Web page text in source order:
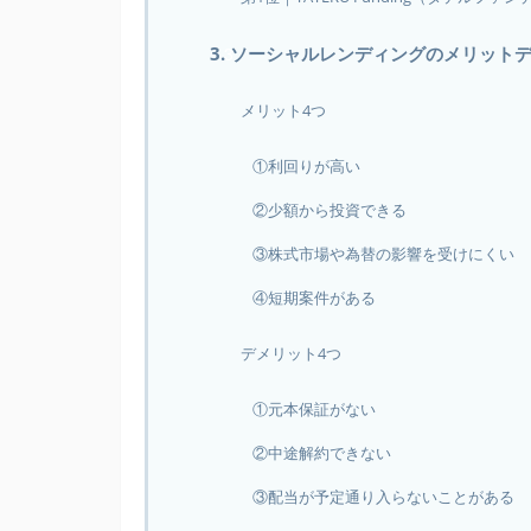
3. ソーシャルレンディングのメリット
メリット4つ
①利回りが高い
②少額から投資できる
③株式市場や為替の影響を受けにくい
④短期案件がある
デメリット4つ
①元本保証がない
②中途解約できない
③配当が予定通り入らないことがある